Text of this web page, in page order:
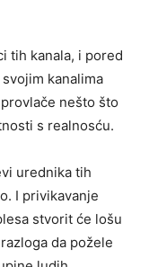
tih kanala, i pored
kanalima
nešto što
s realnosću.
urednika tih
I privikavanje
stvorit će lošu
da požele